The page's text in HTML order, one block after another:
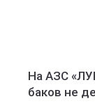
На АЗС
баков не